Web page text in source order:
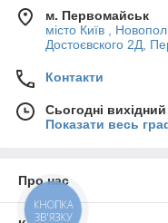
м. Первомайськ
місто Київ ,
Достоєвского 2Д,
Контакти
Сьогодні вихідний
Показати весь
Про нас
КНОПКА
ЗВ'ЯЗКУ